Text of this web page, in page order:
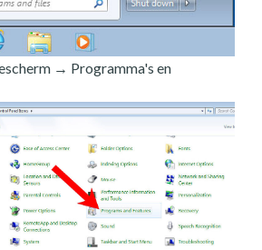
→ Programma's en